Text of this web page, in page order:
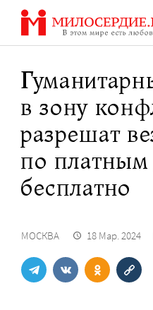
Перейти
содержанию
в зону
разрешат
по платным
бесплатно
МОСКВА 18 Мар. 2024